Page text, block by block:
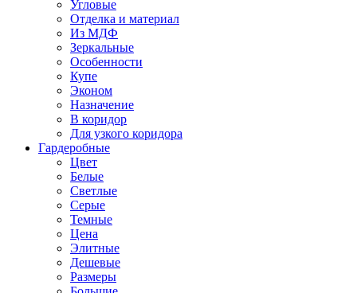
Угловые
Отделка и материал
Из МДФ
Зеркальные
Особенности
Купе
Эконом
Назначение
В коридор
Для узкого коридора
Гардеробные
Цвет
Белые
Светлые
Серые
Темные
Цена
Элитные
Дешевые
Размеры